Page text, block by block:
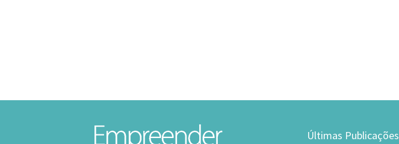
Últimas Publicações